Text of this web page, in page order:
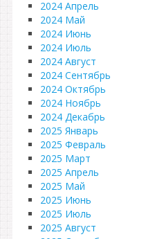
2024 Апрель
2024 Май
2024 Июнь
2024 Июль
2024 Август
2024 Сентябрь
2024 Октябрь
2024 Ноябрь
2024 Декабрь
2025 Январь
2025 Февраль
2025 Март
2025 Апрель
2025 Май
2025 Июнь
2025 Июль
2025 Август